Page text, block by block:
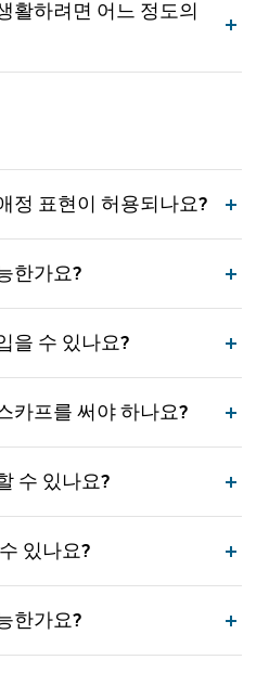
활하려면 어느 정도의
정 표현이 허용되나요?
한가요?
을 수 있나요?
카프를 써야 하나요?
수 있나요?
있나요?
한가요?